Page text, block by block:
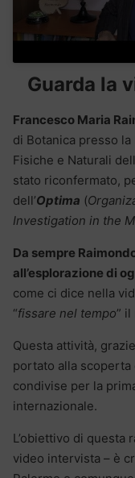
Guarda la
Francesco Maria
di Botanica presso
Fisiche e Naturali
stato riconfermato,
dell’Optima (
Investigation in the
Da sempre
all’esplorazione di
come ci dice nella
“fissare nel tempo”
Questa attività,
portato alla scoperta
condivise per la
internazionale.
L’obiettivo di questa
video intervista – è